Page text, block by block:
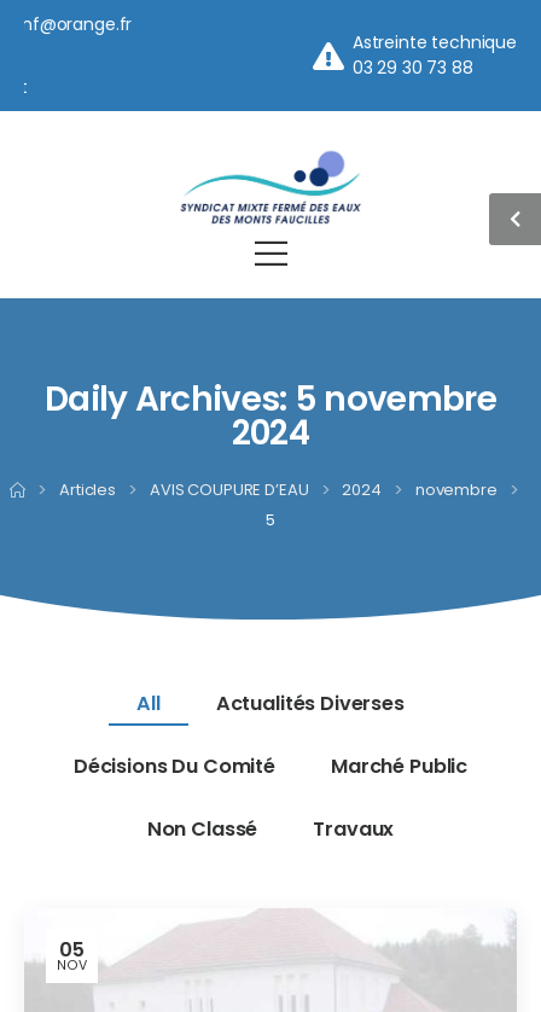
Astreinte technique
03 29 30 73 88
Daily Archives: 5 novembre
2024
> Articles > AVIS COUPURE D’EAU > 2024 > novembre >
5
All Actualités Diverses
Décisions Du Comité Marché Public
Non Classé Travaux
05
NOV